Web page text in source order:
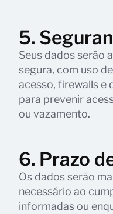
5.
Seus dados serão
segura, com uso
acesso, firewalls e
para prevenir
ou vazamento.
6. Prazo
Os dados serão
necessário ao
informadas ou